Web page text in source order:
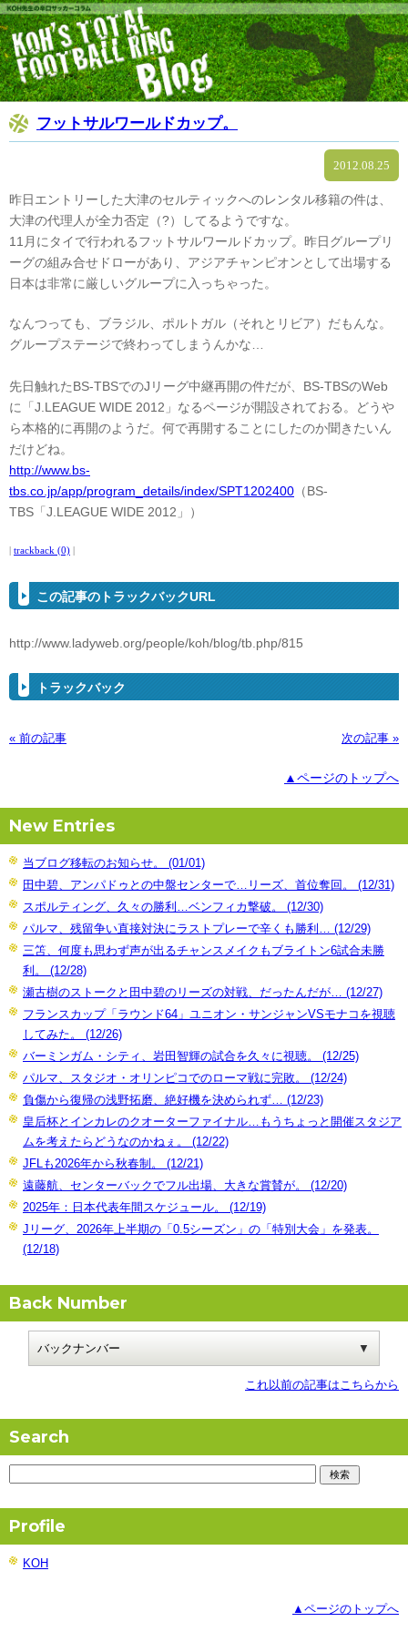
フットサルワールドカップ。
2012.08.25
昨日エントリーした大津のセルティックへのレンタル移籍の件は、
大津の代理人が全力否定（?）してるようですな。
11月にタイで行われるフットサルワールドカップ。昨日グループリ
ーグの組み合せドローがあり、アジアチャンピオンとして出場する
日本は非常に厳しいグループに入っちゃった。
なんつっても、ブラジル、ポルトガル（それとリビア）だもんな。
グループステージで終わってしまうんかな…
先日触れたBS-TBSでのJリーグ中継再開の件だが、BS-TBSのWeb
に「J.LEAGUE WIDE 2012」なるページが開設されておる。どうや
ら本格的に再開のようだ。何で再開することにしたのか聞きたいん
だけどね。
http://www.bs-
tbs.co.jp/app/program_details/index/SPT1202400 （BS-
TBS「J.LEAGUE WIDE 2012」）
| trackback (0) |
この記事のトラックバックURL
http://www.ladyweb.org/people/koh/blog/tb.php/815
トラックバック
« 前の記事 次の記事 »
▲ページのトップへ
New Entries
当ブログ移転のお知らせ。 (01/01)
田中碧、アンパドゥとの中盤センターで…リーズ、首位奪回。 (12/31)
スポルティング、久々の勝利…ベンフィカ撃破。 (12/30)
パルマ、残留争い直接対決にラストプレーで辛くも勝利… (12/29)
三笘、何度も思わず声が出るチャンスメイクもブライトン6試合未勝
利。 (12/28)
瀬古樹のストークと田中碧のリーズの対戦、だったんだが… (12/27)
フランスカップ「ラウンド64」ユニオン・サンジャンVSモナコを視聴
してみた。 (12/26)
バーミンガム・シティ、岩田智輝の試合を久々に視聴。 (12/25)
パルマ、スタジオ・オリンピコでのローマ戦に完敗。 (12/24)
負傷から復帰の浅野拓磨、絶好機を決められず… (12/23)
皇后杯とインカレのクオーターファイナル…もうちょっと開催スタジア
ムを考えたらどうなのかねぇ。 (12/22)
JFLも2026年から秋春制。 (12/21)
遠藤航、センターバックでフル出場、大きな賞賛が。 (12/20)
2025年：日本代表年間スケジュール。 (12/19)
Jリーグ、2026年上半期の「0.5シーズン」の「特別大会」を発表。
(12/18)
Back Number
これ以前の記事はこちらから
Search
Profile
KOH
▲ページのトップへ